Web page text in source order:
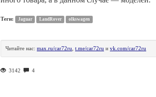
Теги: Jaguar LandRover olkswagen
Читайте нас: max.ru/car72ru t.me/car72ru и vk.com/car72ru
3142 4